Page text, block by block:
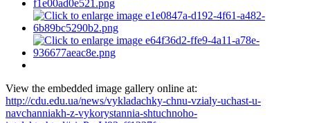
View the embedded image gallery online at:
http://cdu.edu.ua/news/vykladachky-chnu-vzialy-uchast-u-
navchanniakh-z-vykorystannia-shtuchnoho-